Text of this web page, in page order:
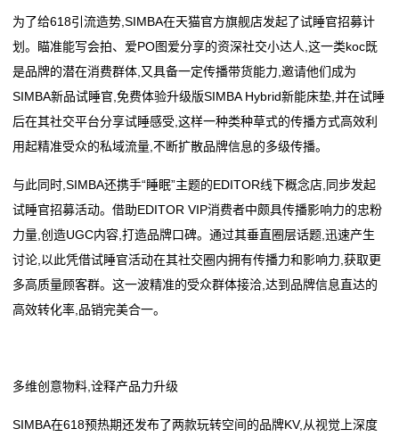
为了给618引流造势,SIMBA在天猫官方旗舰店发起了试睡官招募计
划。瞄准能写会拍、爱PO图爱分享的资深社交小达人,这一类koc既
是品牌的潜在消费群体,又具备一定传播带货能力,邀请他们成为
SIMBA新品试睡官,免费体验升级版SIMBA Hybrid新能床垫,并在试睡
后在其社交平台分享试睡感受,这样一种类种草式的传播方式高效利
用起精准受众的私域流量,不断扩散品牌信息的多级传播。
与此同时,SIMBA还携手“睡眠”主题的EDITOR线下概念店,同步发起
试睡官招募活动。借助EDITOR VIP消费者中颇具传播影响力的忠粉
力量,创造UGC内容,打造品牌口碑。通过其垂直圈层话题,迅速产生
讨论,以此凭借试睡官活动在其社交圈内拥有传播力和影响力,获取更
多高质量顾客群。这一波精准的受众群体接洽,达到品牌信息直达的
高效转化率,品销完美合一。
多维创意物料,诠释产品力升级
SIMBA在618预热期还发布了两款玩转空间的品牌KV,从视觉上深度